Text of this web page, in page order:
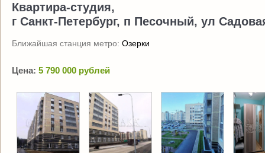
Квартира-студия,
г Санкт-Петербург, п Песочный, ул
Ближайшая станция метро: Озерки
Цена: 5 790 000 рублей